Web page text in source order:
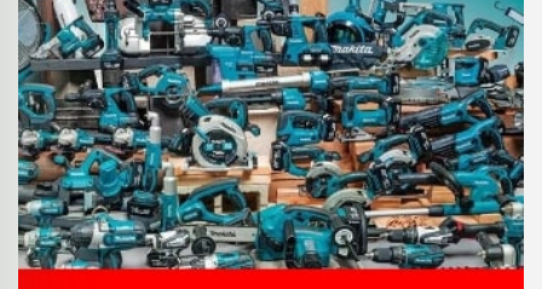
Akumulatorski vezalci in rezalniki armature &
navojnih palic
Akumulatorska mikrovalovna pečica
Akumulatorski čistilniki